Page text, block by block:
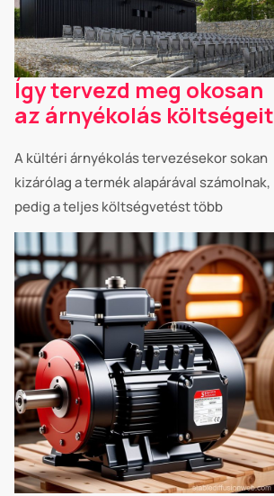
Így tervezd meg okosan
az árnyékolás költségeit
A kültéri árnyékolás tervezésekor sokan
kizárólag a termék alapárával számolnak,
pedig a teljes költségvetést több